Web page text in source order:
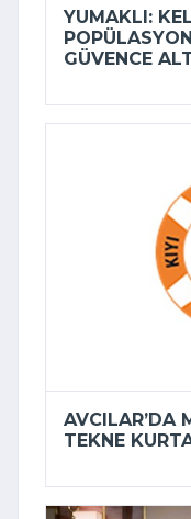
YUMAKLI:
GÜVENCE
AVCILAR’DA
TEKNE